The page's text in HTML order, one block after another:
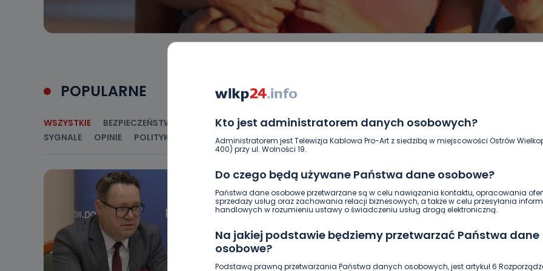
Kto jest administratorem danych osobowych?
Administratorem jest Telewizja Kablowa Pro-Art z siedzibą w miejscowości Ostrów
400) przy ul. Wolności 19.
Do czego będą używane Państwa dane osobowe?
Państwa dane osobowe przetwarzane są w celu nawiązania kontaktu, opracowania
sprzedaży usług oraz zachowania relacji biznesowych, a także w celu przesyłania
handlowych w rozumieniu ustawy o świadczeniu usług drogą elektroniczną.
Na jakiej podstawie będziemy przetwarzać Państwa dane
osobowe?
Podstawą prawną przetwarzania Państwa danych osobowych, jest artykuł 6
POPULARNE
WSZYSTKIE BEZPIECZEŃSTWO CIEKAWOSTKI EDUKACJA GOSPODARKA I FINANSE HISTORIA
SYGNALE
OPINIE POLITYKA RELIGIA SAMORZĄD ŚRODOWISKO WASZE INFO WSZYSTKICH ŚWIĘTYCH